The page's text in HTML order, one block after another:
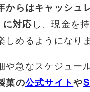
からはキャッシュ
に対応し、現金を
しめるようになりま
や急なスケジュー
菓の公式サイトや